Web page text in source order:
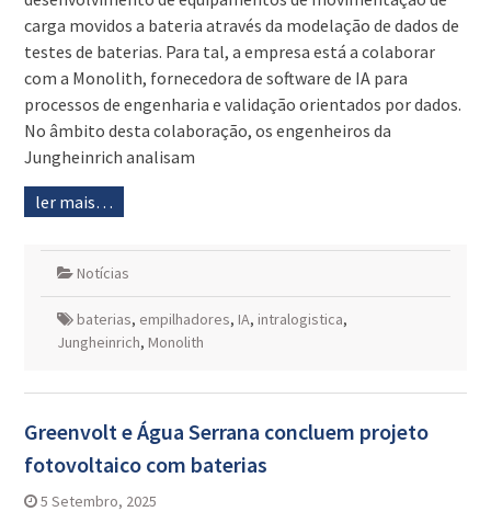
carga movidos a bateria através da modelação de dados de
testes de baterias. Para tal, a empresa está a colaborar
com a Monolith, fornecedora de software de IA para
processos de engenharia e validação orientados por dados.
No âmbito desta colaboração, os engenheiros da
Jungheinrich analisam
ler mais…
Notícias
baterias, empilhadores, IA, intralogistica,
Jungheinrich, Monolith
Greenvolt e Água Serrana concluem projeto
fotovoltaico com baterias
5 Setembro, 2025